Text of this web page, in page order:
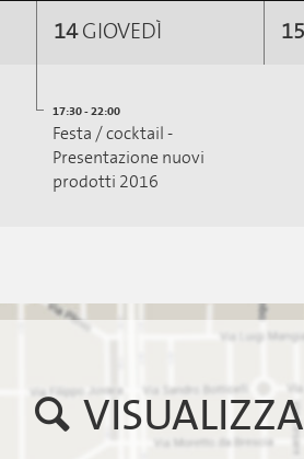
14GIOVEDÌ
17:30 - 22:00
Festa / cocktail -
Presentazione nuovi
prodotti 2016
15